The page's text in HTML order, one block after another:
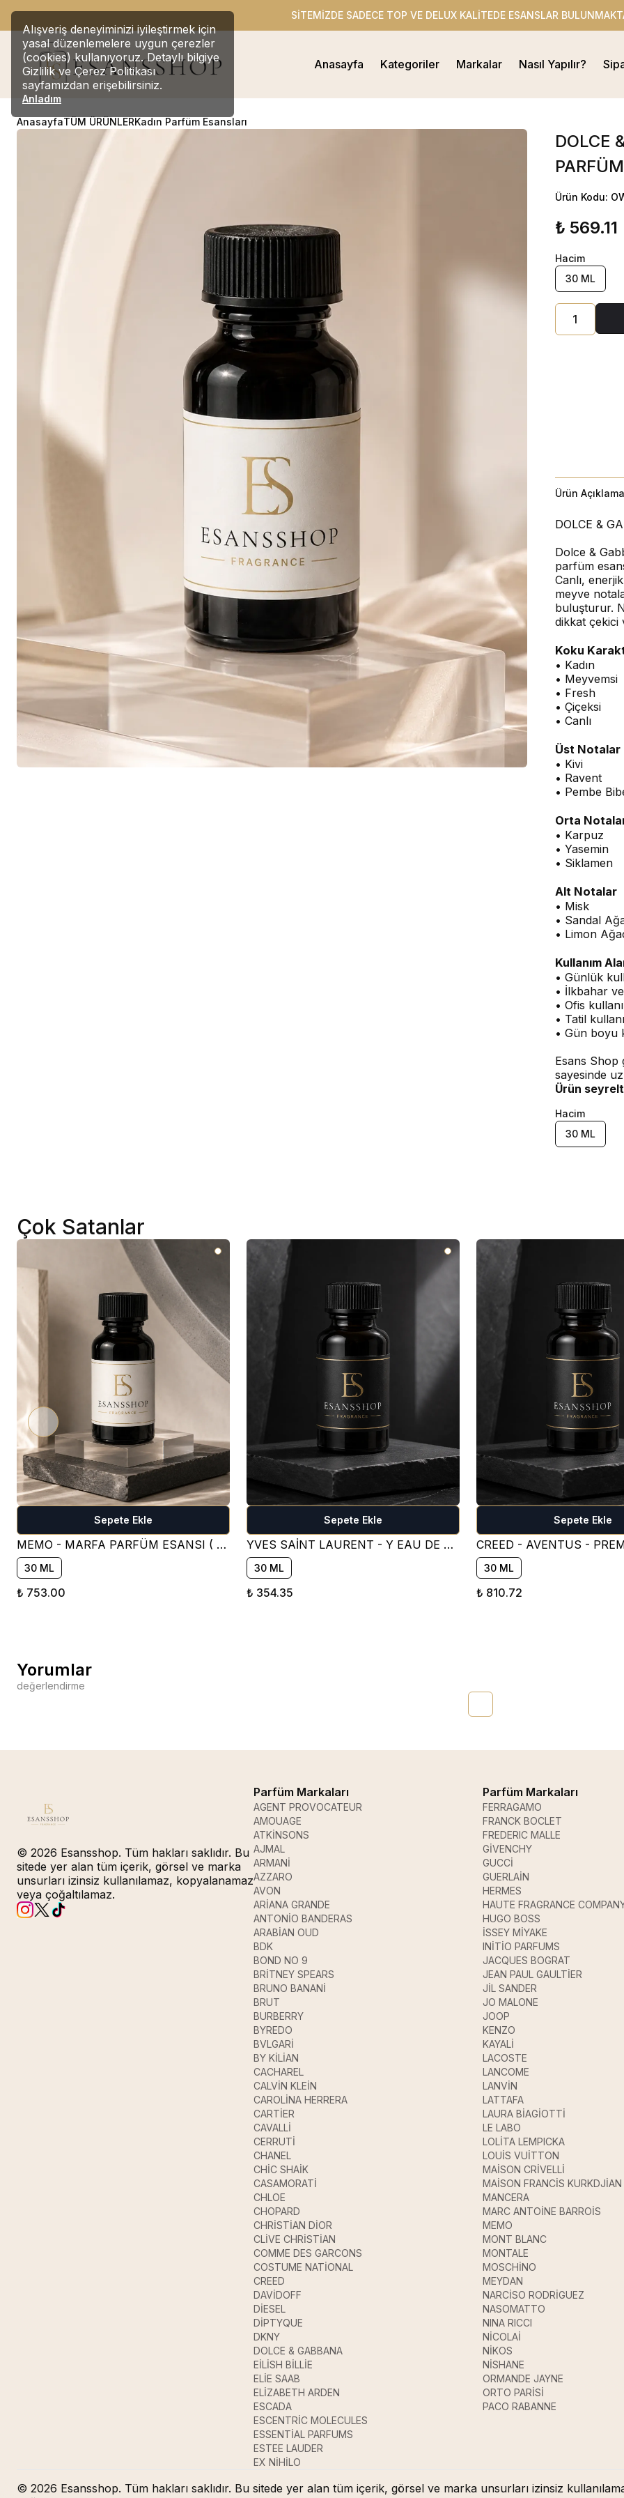
Alışveriş deneyiminizi iyileştirmek için
yasal düzenlemelere uygun çerezler
(cookies) kullanıyoruz. Detaylı bilgiye
Gizlilik ve Çerez Politikası
sayfamızdan erişebilirsiniz.
Anladım
SİTEMİZDE SADECE TOP VE DELUX KALİTEDE ESANSLAR
Anasayfa Kategoriler Markalar Nasıl Yapılır?
AnasayfaTÜM ÜRÜNLERKadın Parfüm Esansları
DOLCE
Ürün Kodu:
₺ 569.11
Hacim
30 ML
Ürün
DOLCE &
Dolce &
parfüm
Canlı,
meyve
buluşturur.
dikkat çekici
Koku
• Kadın
• Meyvemsi
• Fresh
• Çiçeksi
• Canlı
Üst Notalar
• Kivi
• Ravent
• Pembe
Orta
• Karpuz
• Yasemin
• Siklamen
Alt Notalar
• Misk
• Sandal
• Limon
Kullanım
• Günlük
• İlkbahar
• Ofis
• Tatil
• Gün boyu
Esans Shop
sayesinde
Ürün
Hacim
30 ML
Çok Satanlar
Sepete Ekle
MEMO - MARFA PARFÜM ESANSI ( ÇİÇEKSİ )
30 ML
₺ 753.00
Sepete Ekle
YVES SAİNT LAURENT - Y EAU DE PARFUM PARFÜM ESANSI ( TATLI )
30 ML
₺ 354.35
Sepete Ekle
30 ML
₺ 810.72
Yorumlar
değerlendirme
© 2026 Esansshop. Tüm hakları saklıdır. Bu
sitede yer alan tüm içerik, görsel ve marka
unsurları izinsiz kullanılamaz, kopyalanamaz
veya çoğaltılamaz.
Parfüm Markaları
AGENT PROVOCATEUR
AMOUAGE
ATKİNSONS
AJMAL
ARMANİ
AZZARO
AVON
ARİANA GRANDE
ANTONİO BANDERAS
ARABİAN OUD
BDK
BOND NO 9
BRİTNEY SPEARS
BRUNO BANANİ
BRUT
BURBERRY
BYREDO
BVLGARİ
BY KİLİAN
CACHAREL
CALVİN KLEİN
CAROLİNA HERRERA
CARTİER
CAVALLİ
CERRUTİ
CHANEL
CHİC SHAİK
CASAMORATİ
CHLOE
CHOPARD
CHRİSTİAN DİOR
CLİVE CHRİSTİAN
COMME DES GARCONS
COSTUME NATİONAL
CREED
DAVİDOFF
DİESEL
DİPTYQUE
DKNY
DOLCE & GABBANA
EİLİSH BİLLİE
ELİE SAAB
ELİZABETH ARDEN
ESCADA
ESCENTRİC MOLECULES
ESSENTİAL PARFUMS
ESTEE LAUDER
EX NİHİLO
Parfüm Markaları
FERRAGAMO
FRANCK BOCLET
FREDERIC MALLE
GİVENCHY
GUCCİ
GUERLAİN
HERMES
HAUTE FRAGRANCE
HUGO BOSS
İSSEY MİYAKE
INİTİO PARFUMS
JACQUES BOGRAT
JEAN PAUL GAULTİER
JİL SANDER
JO MALONE
JOOP
KENZO
KAYALİ
LACOSTE
LANCOME
LANVİN
LATTAFA
LAURA BİAGİOTTİ
LE LABO
LOLİTA LEMPICKA
LOUİS VUİTTON
MAİSON CRİVELLİ
MAİSON FRANCİS KURKDJİAN
MANCERA
MARC ANTOİNE BARROİS
MEMO
MONT BLANC
MONTALE
MOSCHİNO
MEYDAN
NARCİSO RODRİGUEZ
NASOMATTO
NINA RICCI
NİCOLAİ
NİKOS
NİSHANE
ORMANDE JAYNE
ORTO PARİSİ
PACO RABANNE
© 2026 Esansshop. Tüm hakları saklıdır. Bu sitede yer alan tüm içerik, görsel ve marka unsurları izinsiz